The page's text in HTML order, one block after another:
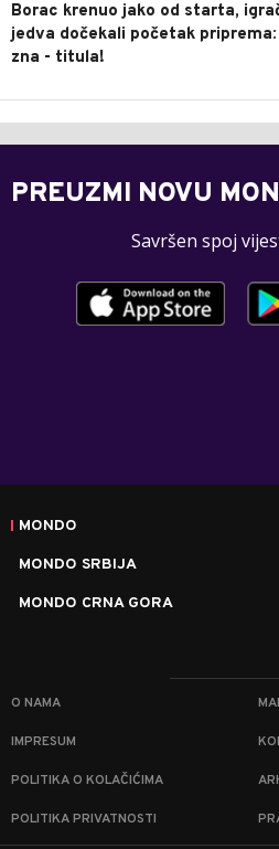
Borac krenuo jako od starta,
jedva dočekali početak priprema:
zna - titula!
PREUZMI NOVU
Savršen spoj
MONDO
MONDO SRBIJA
MONDO CRNA GORA
O NAMA
IMPRESUM
POLITIKA O KOLAČIĆIMA
POLITIKA PRIVATNOSTI